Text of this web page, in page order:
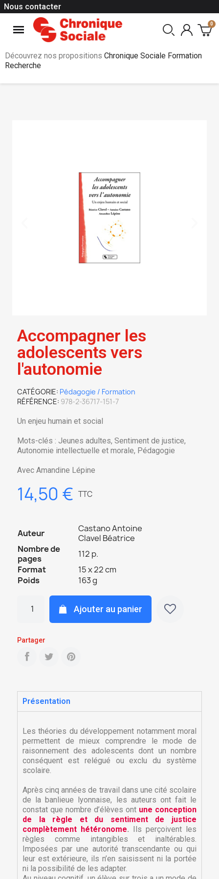
Nous contacter
Découvrez nos propositions Chronique Sociale Formation
Recherche
Accompagner les
adolescents vers
l'autonomie
CATÉGORIE Pédagogie / Formation
RÉFÉRENCE 978-2-36717-151-7
Un enjeu humain et social
Mots-clés : Jeunes adultes, Sentiment de justice,
Autonomie intellectuelle et morale, Pédagogie
Avec Amandine Lépine
14,50 € TTC
Auteur
Castano Antoine
Clavel Béatrice
Nombre de
pages
112 p.
Format
15 x 22 cm
Poids
163 g
Ajouter au panier
Partager
Présentation
Les théories du développement notamment moral
permettent de mieux comprendre le mode de
raisonnement des adolescents dont un nombre
conséquent est relégué ou exclu du système
scolaire.
Après cinq années de travail dans une cité scolaire
de la banlieue lyonnaise, les auteurs ont fait le
constat que nombre d’élèves ont une conception
de la règle et du sentiment de justice
complètement hétéronome. Ils perçoivent les
règles comme intangibles et inaltérables.
Imposées par une autorité transcendante ou qui
leur est extérieure, ils n’en saisissent ni la portée
ni la possibilité de les adapter.